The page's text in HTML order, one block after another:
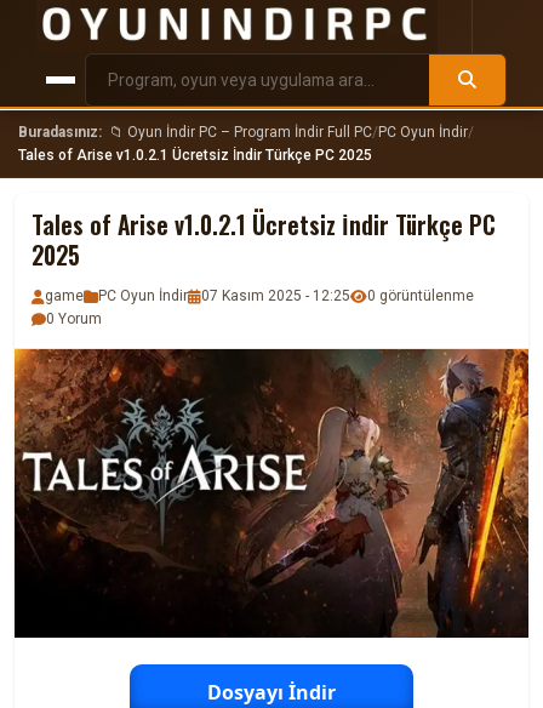
Buradasınız: 📁 Oyun İndir PC – Program İndir Full PC/PC Oyun İndir/
Tales of Arise v1.0.2.1 Ücretsiz İndir Türkçe PC 2025
Tales of Arise v1.0.2.1 Ücretsiz İndir Türkçe PC
2025
game PC Oyun İndir 07 Kasım 2025 - 12:25
0 görüntülenme
0 Yorum
Dosyayı İndir